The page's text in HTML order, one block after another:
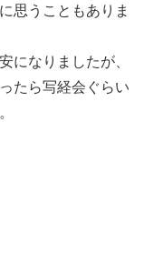
思うこともありま
になりましたが、
たら写経会ぐらい